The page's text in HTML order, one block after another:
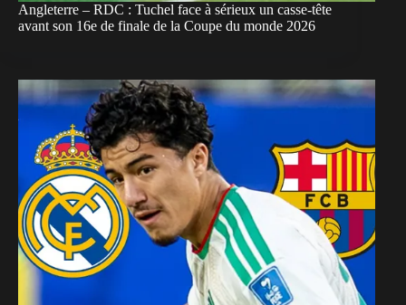
Angleterre – RDC : Tuchel face à sérieux un casse-tête
avant son 16e de finale de la Coupe du monde 2026